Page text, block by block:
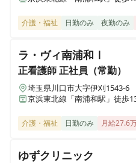
介護・福祉 日勤のみ 夜勤のみ
ラ・ヴィ南浦和Ⅰ
正看護師正社員（常勤）
埼玉県川口市大字伊刈1543-6
京浜東北線「南浦和駅」徒歩
介護・福祉 日勤のみ 月給27.6
ゆずクリニック